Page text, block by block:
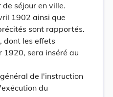
séjour en ville.
1902 ainsi que
sont rapportés.
dont les effets
1920, sera inséré au
de l'instruction
du